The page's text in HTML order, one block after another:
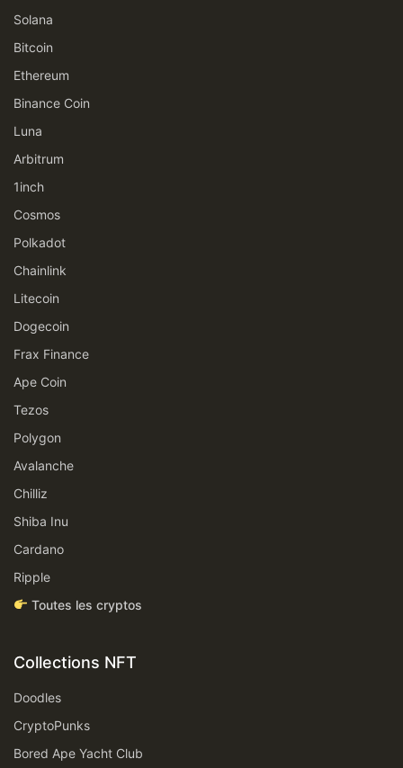
Solana
Bitcoin
Ethereum
Binance Coin
Luna
Arbitrum
1inch
Cosmos
Polkadot
Chainlink
Litecoin
Dogecoin
Frax Finance
Ape Coin
Tezos
Polygon
Avalanche
Chilliz
Shiba Inu
Cardano
Ripple
Toutes les cryptos
Collections NFT
Doodles
CryptoPunks
Bored Ape Yacht Club